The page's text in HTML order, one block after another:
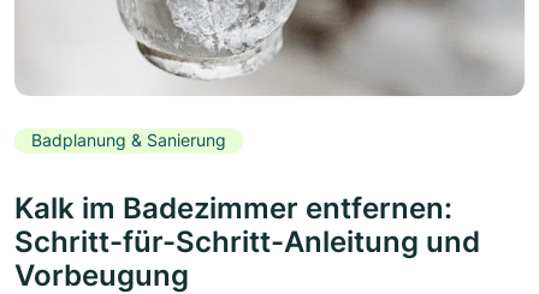
Badplanung & Sanierung
Kalk im Badezimmer entfernen:
Schritt-für-Schritt-Anleitung und
Vorbeugung